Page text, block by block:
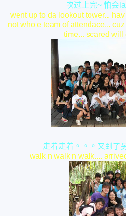
次过上完~ 怕会
went up to da lookout tower...
not whole team of attendace...
time... scared will
走着走着。。。又到了
walk n walk n walk....